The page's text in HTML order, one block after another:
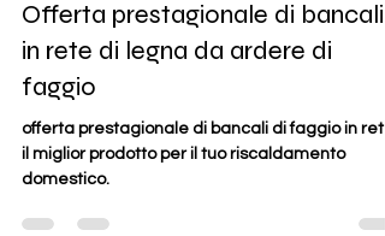
Juri De Luca
18 mar 2024
Tempo di lettura: 1 min
Offerta prestagionale di bancali
in rete di legna da ardere di
faggio
offerta prestagionale di bancali di faggio in